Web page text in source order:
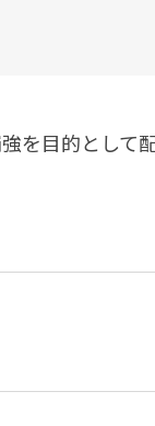
を目的として